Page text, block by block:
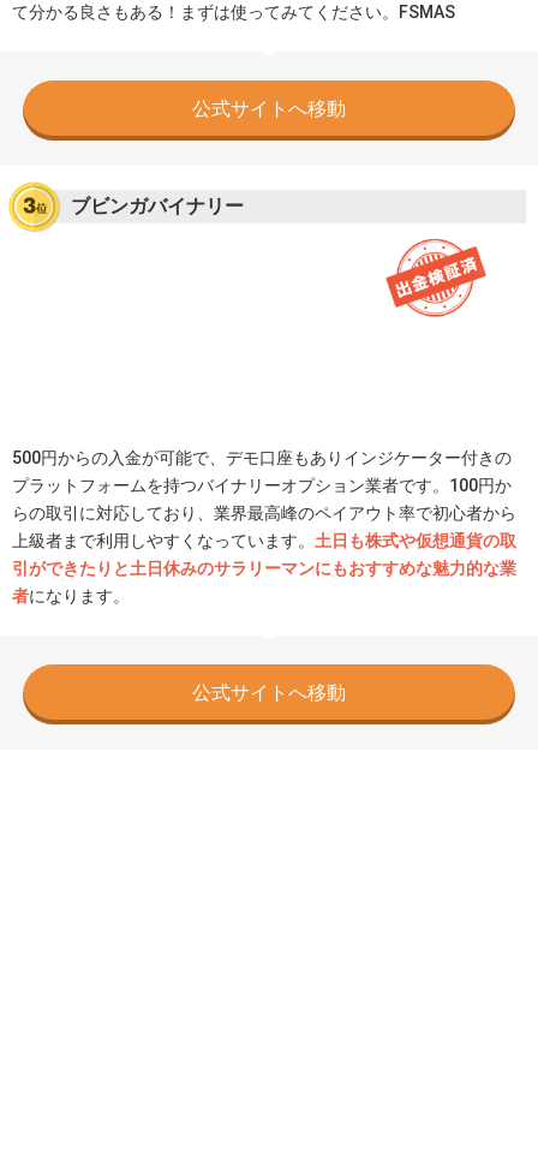
て分かる良さもある！まずは使ってみてください。FSMAS
公式サイトへ移動
ブビンガバイナリー
500円からの入金が可能で、デモ口座もありインジケーター付きの
プラットフォームを持つバイナリーオプション業者です。100円か
らの取引に対応しており、業界最高峰のペイアウト率で初心者から
上級者まで利用しやすくなっています。 土日も株式や仮想通貨の取
引ができたりと土日休みのサラリーマンにもおすすめな魅力的な業
者になります。
公式サイトへ移動